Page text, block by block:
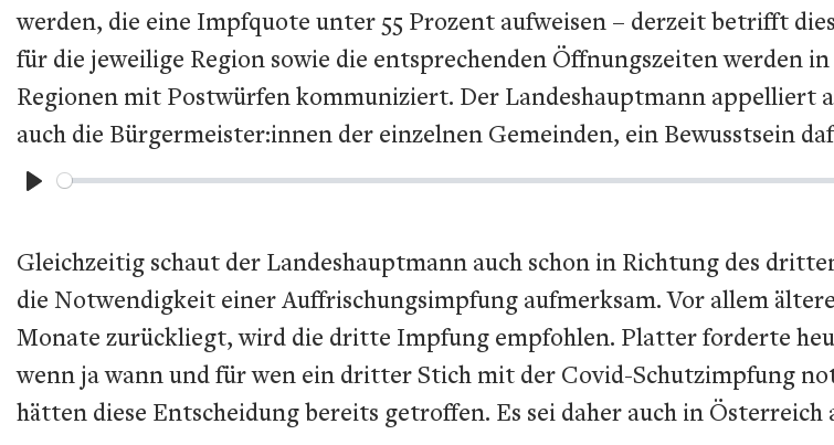
werden, die eine Impfquote unter 55 Prozent aufweisen – derzeit betrifft
für die jeweilige Region sowie die entsprechenden Öffnungszeiten werden
Regionen mit Postwürfen kommuniziert. Der Landeshauptmann appelliert
auch die Bürgermeister:innen der einzelnen Gemeinden, ein Bewusstsein
Gleichzeitig schaut der Landeshauptmann auch schon in Richtung des
die Notwendigkeit einer Auffrischungsimpfung aufmerksam. Vor allem
Monate zurückliegt, wird die dritte Impfung empfohlen. Platter forderte
wenn ja wann und für wen ein dritter Stich mit der Covid-Schutzimpfung
hätten diese Entscheidung bereits getroffen. Es sei daher auch in